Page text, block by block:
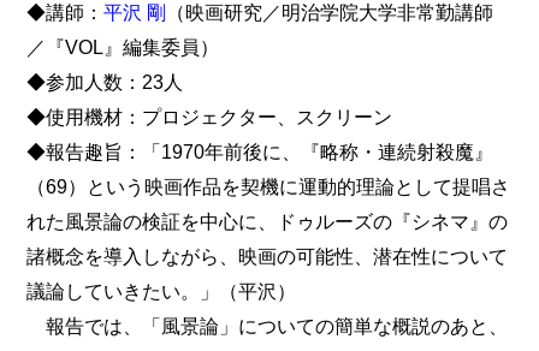
◆講師：平沢 剛 （映画研究／明治学院大学非常勤講師
／『VOL』編集委員）
◆参加人数：23人
◆使用機材：プロジェクター、スクリーン
◆報告趣旨：「1970年前後に、『略称・連続射殺魔』
（69）という映画作品を契機に運動的理論として提唱さ
れた風景論の検証を中心に、ドゥルーズの『シネマ』の
諸概念を導入しながら、映画の可能性、潜在性について
議論していきたい。」（平沢）
報告では、「風景論」についての簡単な概説のあと、